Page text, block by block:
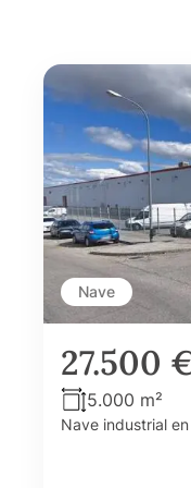
Nave
27.500
5.000 m²
Nave industrial